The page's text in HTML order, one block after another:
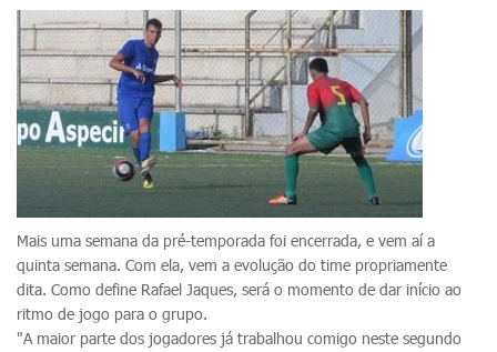
Mais uma semana da pré-temporada foi encerrada, e vem aí a
quinta semana. Com ela, vem a evolução do time propriamente
dita. Como define Rafael Jaques, será o momento de dar início ao
ritmo de jogo para o grupo.
"A maior parte dos jogadores já trabalhou comigo neste segundo